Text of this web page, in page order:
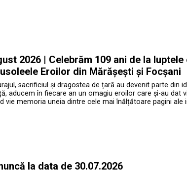
2026 | Celebrăm 109 ani de la
Eroilor din Mărășești și Focșani
sacrificiul și dragostea de țară au devenit parte din
aducem în fiecare an un omagiu eroilor care și-au dat
vie memoria uneia dintre cele mai înălțătoare pagini ale
la data de 30.07.2026